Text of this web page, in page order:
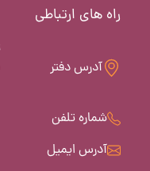
راه های ارتباطی
آدرس دفتر
شماره تلفن
آدرس ایمیل